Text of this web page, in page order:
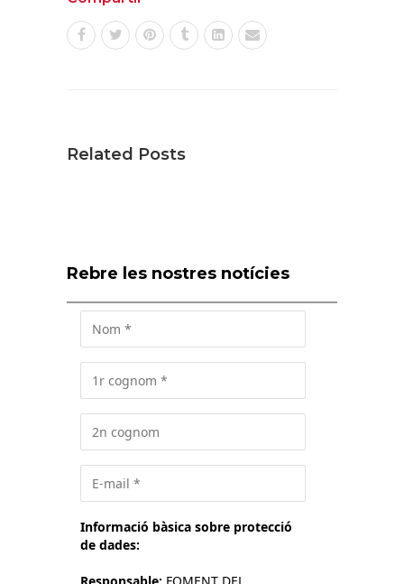
Related Posts
Rebre les nostres notícies
Informació bàsica sobre protecció
de dades: